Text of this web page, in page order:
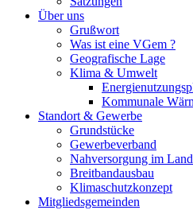
Über uns
Grußwort
Was ist eine VGem ?
Geografische Lage
Klima & Umwelt
Kommunale
Standort & Gewerbe
Grundstücke
Gewerbeverband
Nahversorgung im
Breitbandausbau
Klimaschutzkonzept
Mitgliedsgemeinden